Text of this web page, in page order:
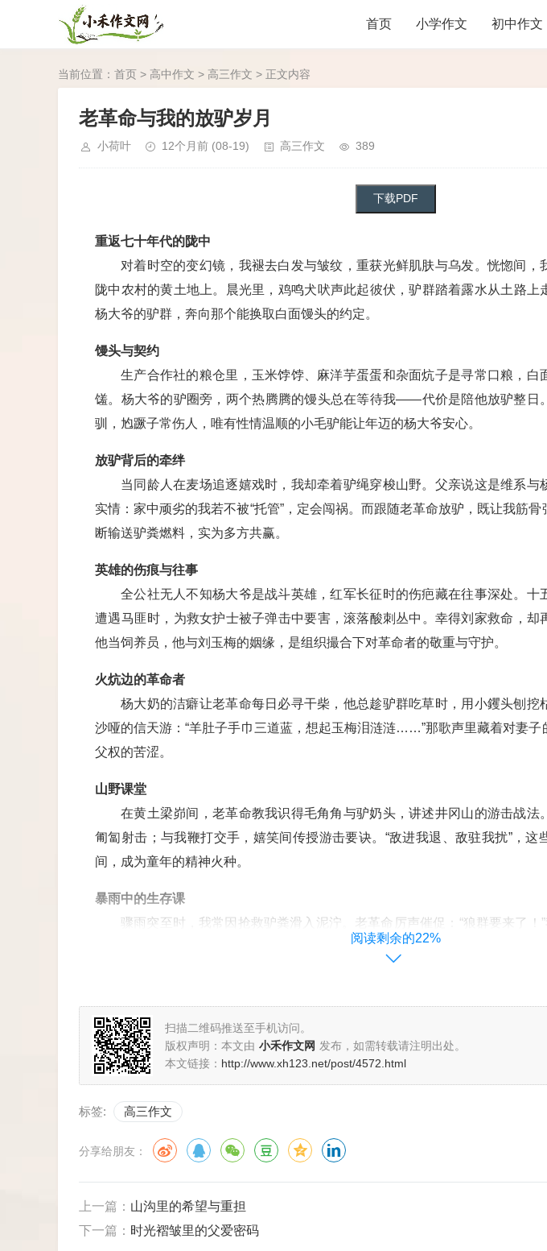
首页 小学作文 初中作文
当前位置： 首页 > 高中作文 > 高三作文 > 正文内容
老革命与我的放驴岁月
小荷叶 12个月前 (08-19) 高三作文 389
重返七十年代的陇中
对着时空的变幻镜，我褪去白发与皱纹，重获光鲜肌肤与乌发。恍惚间，
陇中农村的黄土地上。晨光里，鸡鸣犬吠声此起彼伏，驴群踏着露水从土路上
杨大爷的驴群，奔向那个能换取白面馒头的约定。
馒头与契约
生产合作社的粮仓里，玉米饽饽、麻洋芋蛋蛋和杂面炕子是寻常口粮，白
馐。杨大爷的驴圈旁，两个热腾腾的馒头总在等待我——代价是陪他放驴整日
驯，尥蹶子常伤人，唯有性情温顺的小毛驴能让年迈的杨大爷安心。
放驴背后的牵绊
当同龄人在麦场追逐嬉戏时，我却牵着驴绳穿梭山野。父亲说这是维系与
实情：家中顽劣的我若不被“托管”，定会闯祸。而跟随老革命放驴，既让我筋
断输送驴粪燃料，实为多方共赢。
英雄的伤痕与往事
全公社无人不知杨大爷是战斗英雄，红军长征时的伤疤藏在往事深处。十
遭遇马匪时，为救女护士被子弹击中要害，滚落酸刺丛中。幸得刘家救命，却
他当饲养员，他与刘玉梅的姻缘，是组织撮合下对革命者的敬重与守护。
火炕边的革命者
杨大奶的洁癖让老革命每日必寻干柴，他总趁驴群吃草时，用小钁头刨挖
沙哑的信天游：“羊肚子手巾三道蓝，想起玉梅泪涟涟……”那歌声里藏着对妻子
父权的苦涩。
山野课堂
在黄土梁峁间，老革命教我识得毛角角与驴奶头，讲述井冈山的游击战法
匍匐射击；与我鞭打交手，嬉笑间传授游击要诀。“敌进我退、敌驻我扰”，这
间，成为童年的精神火种。
暴雨中的生存课
骤雨突至时，我常因抢救驴粪滑入泥泞。老革命厉声催促：“狼群要来了！”
着驴群狂奔。回圈后，他默默为我烘干衣裳，看我吞下面片。那背影里，革
生命的告别
当包产到户的浪潮席卷村庄，我背上书包走进学堂，与老革命再未谋面。
被面，说他身体欠安，却始终未见最后一面。1990年与2005年的两捧黄土，埋
永恒的牵念
红日映照着陇中天际，老革命放驴的身影仿佛仍在山梁游荡。如今站在新
佝偻却挺拔的背影。若黄泉之下有路，我愿牵着驴群，陪您再走一遍当年的山
阅读剩余的22%
扫描二维码推送至手机访问。
版权声明：本文由 小禾作文网 发布，如需转载请注明出处。
本文链接： http://www.xh123.net/post/4572.html
标签: 高三作文
分享给朋友：
上一篇： 山沟里的希望与重担
下一篇： 时光褶皱里的父爱密码